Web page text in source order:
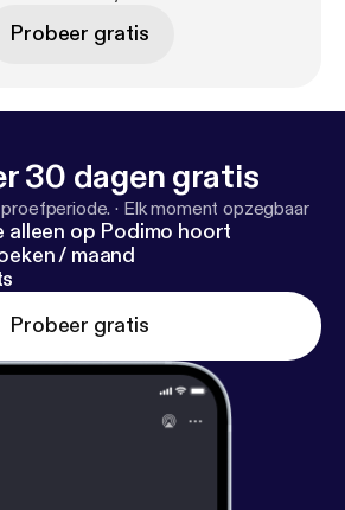
Probeer gratis
30 dagen gratis
· Elk moment opzegbaar
alleen op Podimo hoort
/ maand
Probeer gratis